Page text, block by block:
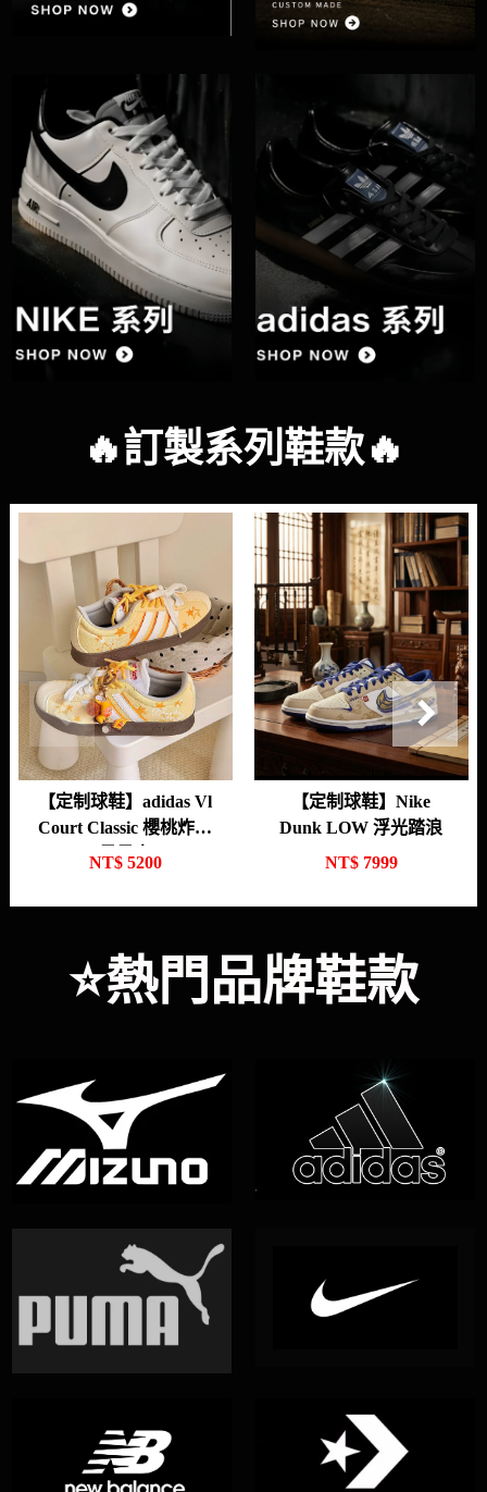
🔥訂製系列鞋款🔥
立即選購
【定制球鞋】adidas Vl
Court Classic 櫻桃炸彈
星星人
NT$5200
立即選購
【定制球鞋】Nike
Dunk LOW 浮光踏浪
NT$7999
⭐熱門品牌鞋款